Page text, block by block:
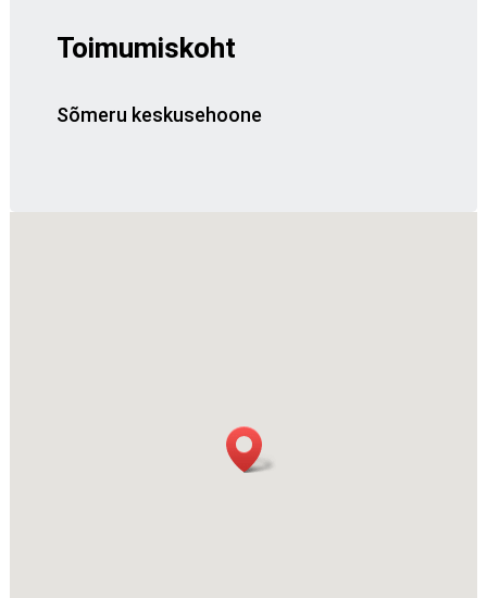
Toimumiskoht
Sõmeru keskusehoone